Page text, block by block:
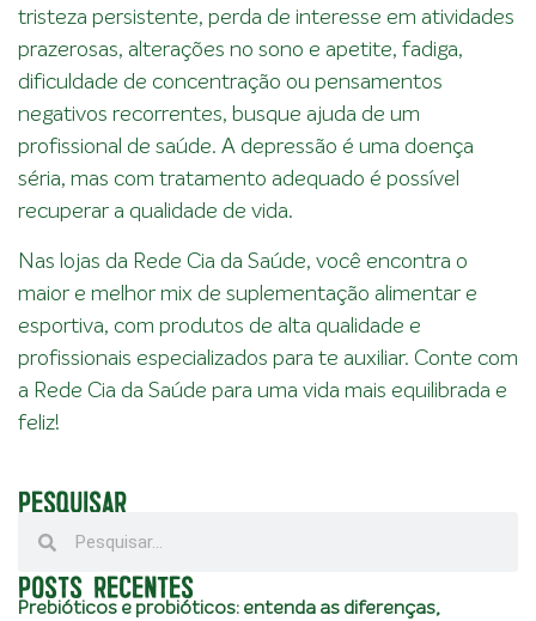
tristeza persistente, perda de interesse em atividades
prazerosas, alterações no sono e apetite, fadiga,
dificuldade de concentração ou pensamentos
negativos recorrentes, busque ajuda de um
profissional de saúde. A depressão é uma doença
séria, mas com tratamento adequado é possível
recuperar a qualidade de vida.
Nas lojas da Rede Cia da Saúde, você encontra o
maior e melhor mix de suplementação alimentar e
esportiva, com produtos de alta qualidade e
profissionais especializados para te auxiliar. Conte com
a Rede Cia da Saúde para uma vida mais equilibrada e
feliz!
PESQUISAR
POSTS RECENTES
Prebióticos e probióticos: entenda as diferenças,